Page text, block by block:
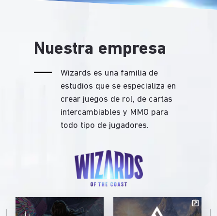
Nuestra empresa
Wizards es una familia de
estudios que se especializa en
crear juegos de rol, de cartas
intercambiables y MMO para
todo tipo de jugadores.